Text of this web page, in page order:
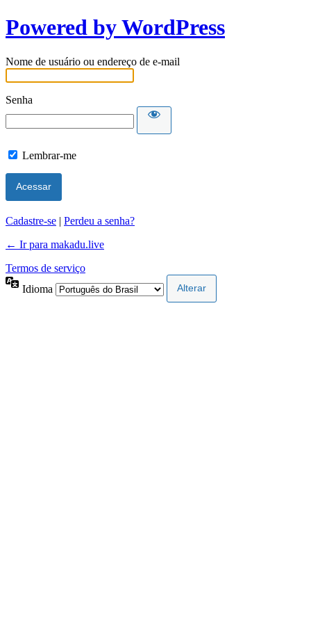
Powered by WordPress
Nome de usuário ou endereço de e-mail
Senha
Lembrar-me
Cadastre-se | Perdeu a senha?
← Ir para makadu.live
Termos de serviço
Idioma